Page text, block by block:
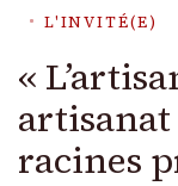
L'INVITÉ(E)
«
racines